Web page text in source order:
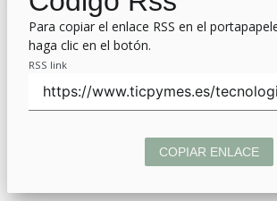
Para copiar el enlace RSS en el
haga clic en el botón.
RSS link
COPIAR ENLACE